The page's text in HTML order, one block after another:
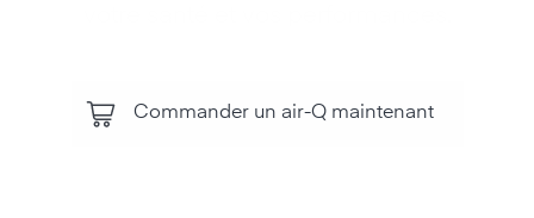
Commander un air-Q maintenant